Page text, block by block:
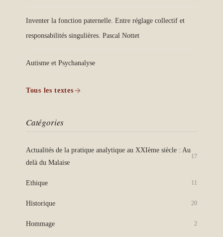
Inventer la fonction paternelle. Entre réglage collectif et
responsabilités singulières. Pascal Nottet
Autisme et Psychanalyse
Tous les textes
Catégories
Actualités de la pratique analytique au XXIème siècle : Au
delà du Malaise
17
Ethique 11
Historique 20
Hommage 2